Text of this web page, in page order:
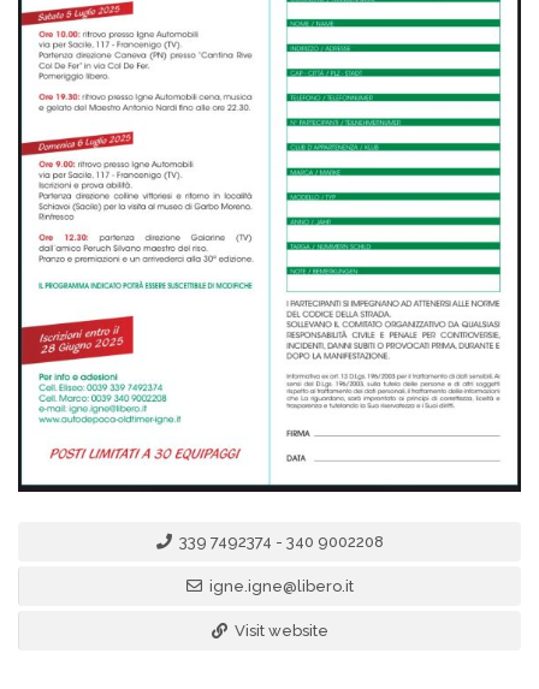
339 7492374 - 340 9002208
igne.igne@libero.it
Visit website